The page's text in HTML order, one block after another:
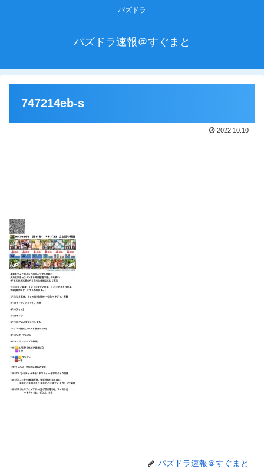
パズドラ
パズドラ速報＠すぐまと
747214eb-s
2022.10.10
パズドラ速報＠すぐまと